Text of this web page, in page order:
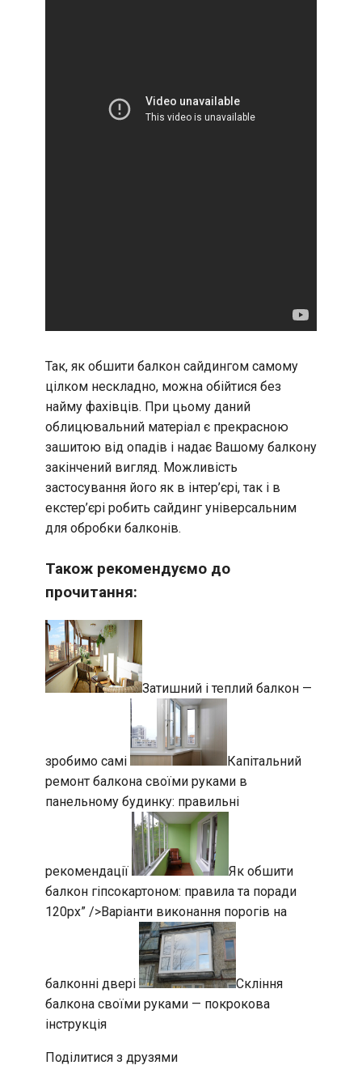
Так, як обшити балкон сайдингом самому
цілком нескладно, можна обійтися без
найму фахівців. При цьому даний
облицювальний матеріал є прекрасною
зашитою від опадів і надає Вашому балкону
закінчений вигляд. Можливість
застосування його як в інтер’єрі, так і в
екстер’єрі робить сайдинг універсальним
для обробки балконів.
Також рекомендуємо до
прочитання:
Затишний і теплий балкон —
зробимо самі
Капітальний
ремонт балкона своїми руками в
панельному будинку: правильні
рекомендації
Як обшити
балкон гіпсокартоном: правила та поради
120px” />Варіанти виконання порогів на
балконні двері
Скління
балкона своїми руками — покрокова
інструкція
Поділитися з друзями